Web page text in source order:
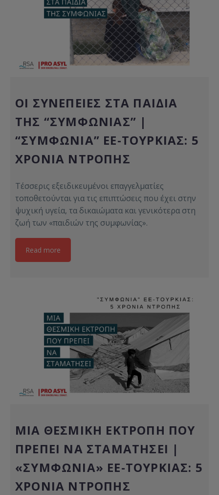
ΟΙ ΣΥΝΈΠΕΙΕΣ ΣΤΑ ΠΑΙΔΙΆ
ΤΗΣ “ΣΥΜΦΩΝΊΑΣ” |
“ΣΥΜΦΩΝΊΑ” ΕΕ-ΤΟΥΡΚΊΑΣ: 5
ΧΡΌΝΙΑ ΝΤΡΟΠΉΣ
Τέσσερις εξειδικευμένοι επαγγελματίες
τοποθετούνται για τις επιπτώσεις που έχει στην
ψυχική υγεία, τα δικαιώματα και γενικότερα στη
ζωή των «παιδιών της συμφωνίας».
Read more
ΜΊΑ ΘΕΣΜΙΚΉ ΕΚΤΡΟΠΉ ΠΟΥ
ΠΡΈΠΕΙ ΝΑ ΣΤΑΜΑΤΉΣΕΙ |
«ΣΥΜΦΩΝΊΑ» ΕΕ-ΤΟΥΡΚΊΑΣ: 5
ΧΡΌΝΙΑ ΝΤΡΟΠΉΣ